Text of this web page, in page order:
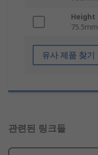
Height
75.5mm
유사 제품 찾기
관련된 링크들